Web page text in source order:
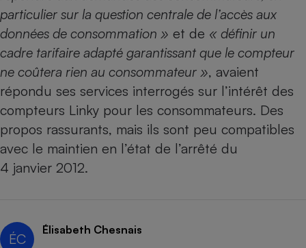
particulier sur la question centrale de l’accès aux
données de consommation » et de « définir un
cadre tarifaire adapté garantissant que le compteur
ne coûtera rien au consommateur », avaient
répondu ses services interrogés sur l’intérêt des
compteurs Linky pour les consommateurs. Des
propos rassurants, mais ils sont peu compatibles
avec le maintien en l’état de l’arrêté du
4 janvier 2012.
ÉC
Élisabeth Chesnais
Climatiseur -
Ventilateur
Antivirus